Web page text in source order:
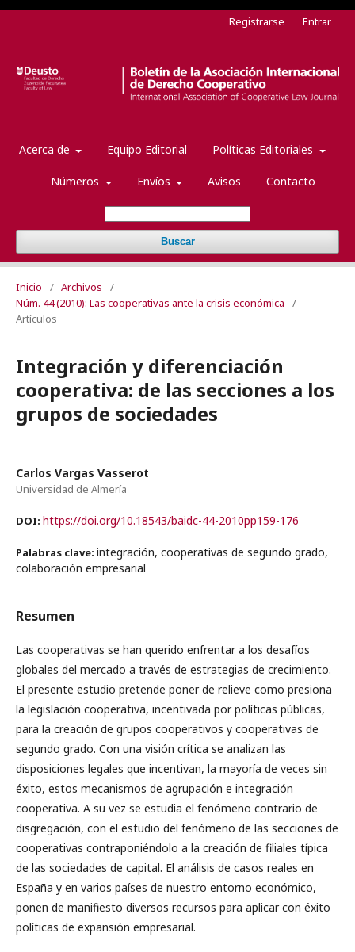
Acerca de Equipo Editorial Políticas Editoriales
Números Envíos Avisos Contacto
Buscar
Registrarse Entrar
Inicio / Archivos
/
Núm. 44 (2010): Las cooperativas ante la crisis económica
/
Artículos
Integración y diferenciación
cooperativa: de las secciones a los
grupos de sociedades
Carlos Vargas Vasserot
Universidad de Almería
DOI: https://doi.org/10.18543/baidc-44-2010pp159-176
Palabras clave: integración, cooperativas de segundo grado,
colaboración empresarial
Resumen
Las cooperativas se han querido enfrentar a los desafíos
globales del mercado a través de estrategias de crecimiento.
El presente estudio pretende poner de relieve como presiona
la legislación cooperativa, incentivada por políticas públicas,
para la creación de grupos cooperativos y cooperativas de
segundo grado. Con una visión crítica se analizan las
disposiciones legales que incentivan, la mayoría de veces sin
éxito, estos mecanismos de agrupación e integración
cooperativa. A su vez se estudia el fenómeno contrario de
disgregación, con el estudio del fenómeno de las secciones de
cooperativas contraponiéndolo a la creación de filiales típica
de las sociedades de capital. El análisis de casos reales en
España y en varios países de nuestro entorno económico,
ponen de manifiesto diversos recursos para aplicar con éxito
políticas de expansión empresarial.